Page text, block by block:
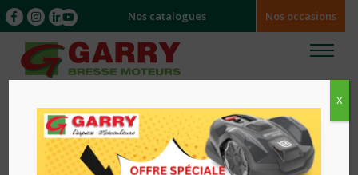
Nos catalogues Nos occasions
X